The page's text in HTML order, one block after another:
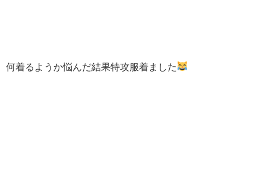
何着るようか悩んだ結果特攻服着ました